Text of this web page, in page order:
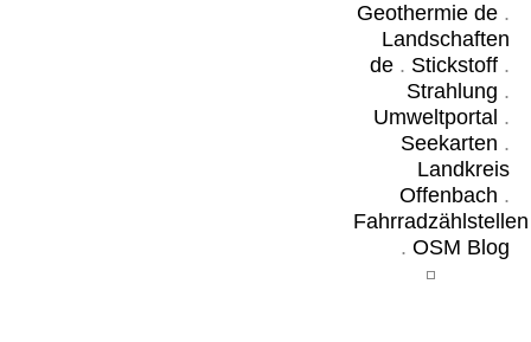
Geothermie de.
Landschaften
de. Stickstoff.
Strahlung .
Umweltportal .
Seekarten .
Landkreis
Offenbach .
Fahrradzählstellen
. OSM Blog